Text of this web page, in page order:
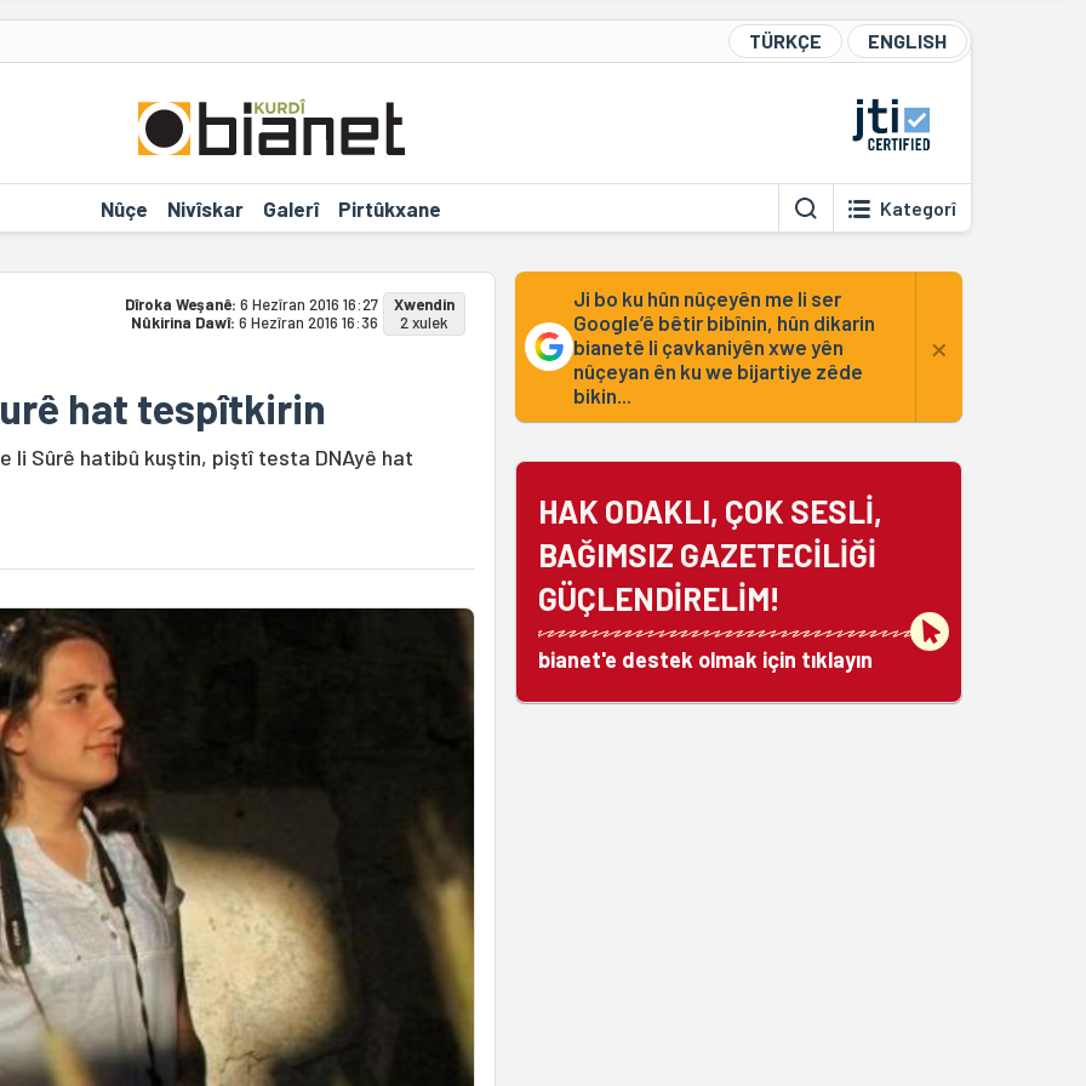
TÜRKÇE ENGLISH
Nûçe Nivîskar Galerî Pirtûkxane Kategorî
Dîroka Weşanê: 6 Hezîran 2016 16:27
Nûkirina Dawî: 6 Hezîran 2016 16:36
Xwendin
2 xulek
hat tespîtkirin
li Sûrê hatibû kuştin, piştî testa DNAyê hat
Ji bo ku hûn nûçeyên me li ser
Google’ê bêtir bibînin, hûn dikarin
bianetê li çavkaniyên xwe yên
nûçeyan ên ku we bijartiye zêde
bikin...
×
HAK ODAKLI, ÇOK SESLİ,
BAĞIMSIZ GAZETECİLİĞİ
GÜÇLENDİRELİM!
bianet'e destek olmak için tıklayın